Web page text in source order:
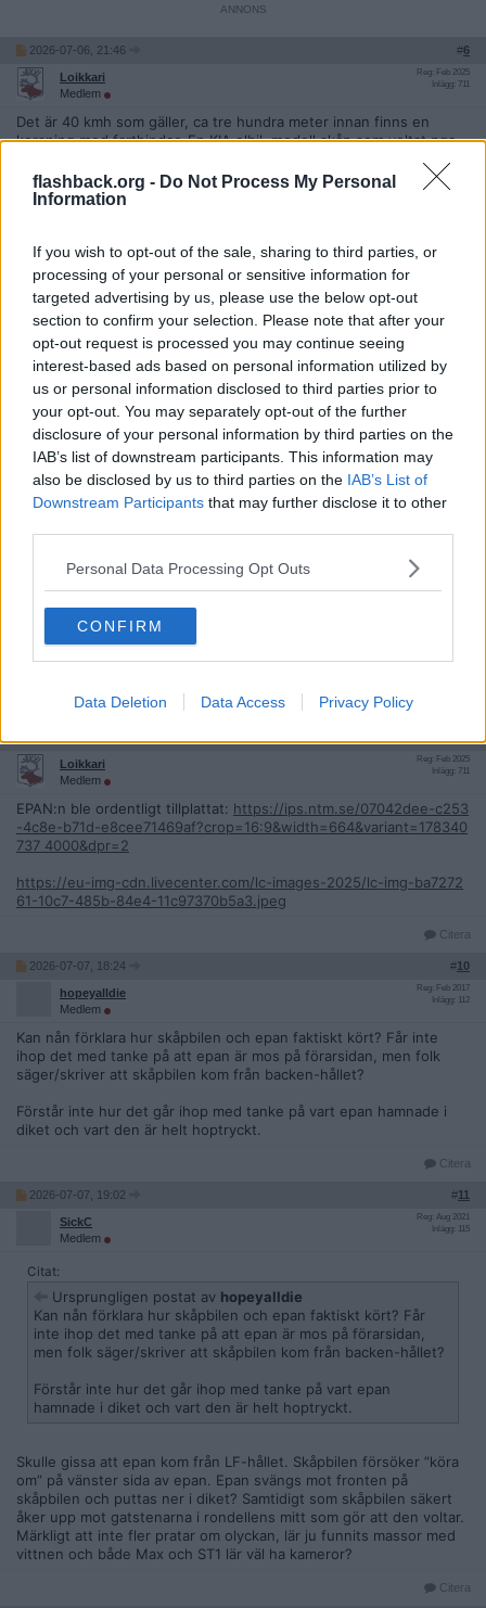
flashback.org - Do Not Process My Personal
Information
If you wish to opt-out of the sale, sharing to third parties, or
processing of your personal or sensitive information for
targeted advertising by us, please use the below opt-out
section to confirm your selection. Please note that after your
opt-out request is processed you may continue seeing
interest-based ads based on personal information utilized by
us or personal information disclosed to third parties prior to
your opt-out. You may separately opt-out of the further
disclosure of your personal information by third parties on the
IAB’s list of downstream participants. This information may
also be disclosed by us to third parties on the IAB’s List of
Downstream Participants that may further disclose it to other
Personal Data Processing Opt Outs
CONFIRM
Data Deletion Data Access Privacy Policy
2026-07-06, 21:46 #6
Loikkari
Medlem
Reg: Feb 2025
Inlägg: 711
Det är 40 kmh som gäller, ca tre hundra meter innan finns en
korsning med farthinder. En KIA elbil, modell skåp som voltat pga
https://ips.ntm.se/5533838e-c313-453a-ac12-24992c3bb02e?cro
p=16:9&width=980&variant=178335032 2000&redirect=true&dpr=
https://eu-img-cdn.livecenter.com/lc-images-2025/lc-img-144d64
61-8242-4e75-a3e8-b1ab4fcd1f38.jpeg
Senast redigerad av Loikkari 2026-07-06 kl. 21:49.
2026-07-06, 22:00
Rhbish
Medlem
Reg: Apr 2021
Med tanke på hur manglad epan var så kan de inte ha körts enligt
hastighets begränsningen. Undrar verkligen hur det gått till då
skåpbilen även kört in i ytterligare en bil innan den mer rejäla
kraschen
Citera
2026-07-07, 09:11
pudellus
Moderator
Ändrad rubrik. Originalrubrik: "Bilolycka i Piteå".
Loikkari
Medlem
Reg: Feb 2025
Inlägg: 711
EPAN:n ble ordentligt tillplattat: https://ips.ntm.se/07042dee-c253
-4c8e-b71d-e8cee71469af?crop=16:9&width=664&variant=178340
737 4000&dpr=2
https://eu-img-cdn.livecenter.com/lc-images-2025/lc-img-ba7272
61-10c7-485b-84e4-11c97370b5a3.jpeg
Citera
2026-07-07, 18:24 #10
hopeyalldie
Medlem
Reg: Feb 2017
Inlägg: 112
Kan nån förklara hur skåpbilen och epan faktiskt kört? Får inte
ihop det med tanke på att epan är mos på förarsidan, men folk
säger/skriver att skåpbilen kom från backen-hållet?
Förstår inte hur det går ihop med tanke på vart epan hamnade i
diket och vart den är helt hoptryckt.
Citera
2026-07-07, 19:02 #11
SickC
Medlem
Reg: Aug 2021
Inlägg: 115
Citat:
Ursprungligen postat av hopeyalldie
Kan nån förklara hur skåpbilen och epan faktiskt kört? Får
inte ihop det med tanke på att epan är mos på förarsidan,
men folk säger/skriver att skåpbilen kom från backen-hållet?
Förstår inte hur det går ihop med tanke på vart epan
hamnade i diket och vart den är helt hoptryckt.
Skulle gissa att epan kom från LF-hållet. Skåpbilen försöker ”köra
om” på vänster sida av epan. Epan svängs mot fronten på
skåpbilen och puttas ner i diket? Samtidigt som skåpbilen säkert
åker upp mot gatstenarna i rondellens mitt som gör att den voltar.
Märkligt att inte fler pratar om olyckan, lär ju funnits massor med
vittnen och både Max och ST1 lär väl ha kameror?
Citera